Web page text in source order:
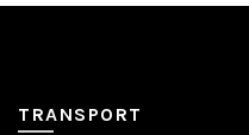
TRANSPORT